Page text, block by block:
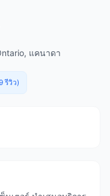
แคนาดา
รีวิว)